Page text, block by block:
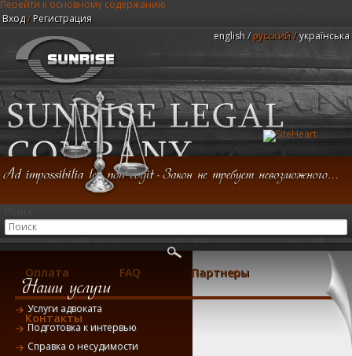
Перейти к основному содержанию
Вход/ Регистрация
english русский українська
Юридическая компания "Центр Санрайз"
Главная
Оплата FAQ Партнеры
Контакты
Услуги адвоката
Подготовка к интервью
Справка о несудимости